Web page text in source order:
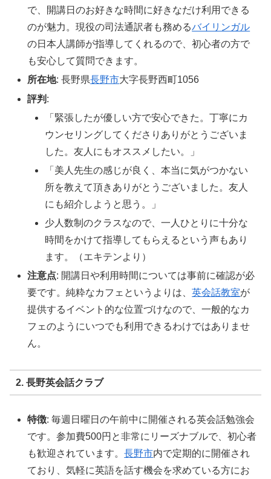
で、開講日のお好きな時間に好きなだけ利用できる
のが魅力。現役の司法通訳者も務めるバイリンガル
の日本人講師が指導してくれるので、初心者の方で
も安心して質問できます。
所在地: 長野県長野市大字長野西町1056
評判 :
「緊張したが優しい方で安心できた。丁寧にカ
ウンセリングしてくださりありがとうございま
した。友人にもオススメしたい。」
「美人先生の感じが良く、本当に気がつかない
所を教えて頂きありがとうございました。友人
にも紹介しようと思う。」
少人数制のクラスなので、一人ひとりに十分な
時間をかけて指導してもらえるという声もあり
ます。（エキテンより）
注意点: 開講日や利用時間については事前に確認が必
要です。純粋なカフェというよりは、英会話教室が
提供するイベント的な位置づけなので、一般的なカ
フェのようにいつでも利用できるわけではありませ
ん。
2. 長野英会話クラブ
特徴: 毎週日曜日の午前中に開催される英会話勉強会
です。参加費500円と非常にリーズナブルで、初心者
も歓迎されています。長野市内で定期的に開催され
ており、気軽に英語を話す機会を求めている方にお